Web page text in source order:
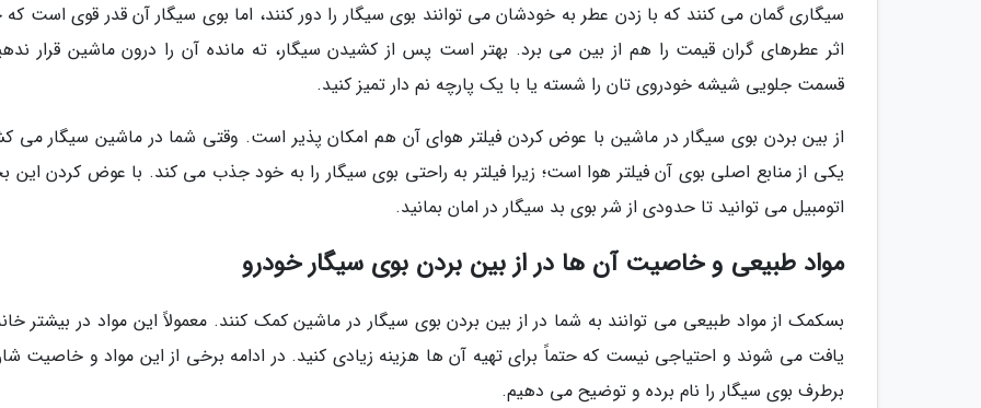
سیگاری گمان می کنند که با زدن عطر به خودشان می توانند بوی سیگار را دور کنند، اما بوی سیگار آن قدر قوی است
اثر عطرهای گران قیمت را هم از بین می برد. بهتر است پس از کشیدن سیگار، ته مانده آن را درون ماشین قرار
قسمت جلویی شیشه خودروی تان را شسته یا با یک پارچه نم دار تمیز کنید.
از بین بردن بوی سیگار در ماشین با عوض کردن فیلتر هوای آن هم امکان پذیر است. وقتی شما در ماشین سیگار می
یکی از منابع اصلی بوی آن فیلتر هوا است؛ زیرا فیلتر به راحتی بوی سیگار را به خود جذب می کند. با عوض کردن
اتومبیل می توانید تا حدودی از شر بوی بد سیگار در امان بمانید.
مواد طبیعی و خاصیت آن ها در از بین بردن بوی سیگار خودرو
بسکمک از مواد طبیعی می توانند به شما در از بین بردن بوی سیگار در ماشین کمک کنند. معمولاً این مواد در بیشتر
یافت می شوند و احتیاجی نیست که حتماً برای تهیه آن ها هزینه زیادی کنید. در ادامه برخی از این مواد و خاصیت
برطرف بوی سیگار را نام برده و توضیح می دهیم.